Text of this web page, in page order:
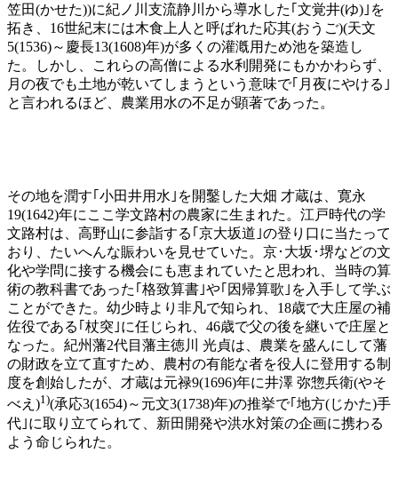
笠田(かせた))に紀ノ川支流静川から導水した｢文覚井(ゆ)｣を
拓き、16世紀末には木食上人と呼ばれた応其(おうご)(天文
5(1536)～慶長13(1608)年)が多くの灌漑用ため池を築造し
た。しかし、これらの高僧による水利開発にもかかわらず、
月の夜でも土地が乾いてしまうという意味で｢月夜にやける｣
と言われるほど、農業用水の不足が顕著であった。
その地を潤す｢小田井用水｣を開鑿した大畑 才蔵は、寛永
19(1642)年にここ学文路村の農家に生まれた。江戸時代の学
文路村は、高野山に参詣する｢京大坂道｣の登り口に当たって
おり、たいへんな賑わいを見せていた。京･大坂･堺などの文
化や学問に接する機会にも恵まれていたと思われ、当時の算
術の教科書であった｢格致算書｣や｢因帰算歌｣を入手して学ぶ
ことができた。幼少時より非凡で知られ、18歳で大庄屋の補
佐役である｢杖突｣に任じられ、46歳で父の後を継いで庄屋と
なった。紀州藩2代目藩主徳川 光貞は、農業を盛んにして藩
の財政を立て直すため、農村の有能な者を役人に登用する制
度を創始したが、才蔵は元禄9(1696)年に井澤 弥惣兵衛(やそ
べえ)1)(承応3(1654)～元文3(1738)年)の推挙で｢地方(じかた)手
代｣に取り立てられて、新田開発や洪水対策の企画に携わる
よう命じられた。